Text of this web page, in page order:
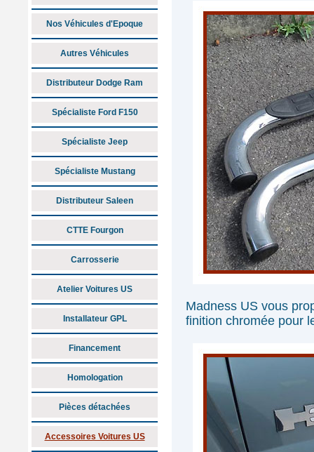
Nos Véhicules d'Epoque
Autres Véhicules
Distributeur Dodge Ram
Spécialiste Ford F150
Spécialiste Jeep
Spécialiste Mustang
Distributeur Saleen
CTTE Fourgon
Carrosserie
Atelier Voitures US
Installateur GPL
Financement
Homologation
Pièces détachées
Accessoires Voitures US
Madness US vous
finition chromée pour